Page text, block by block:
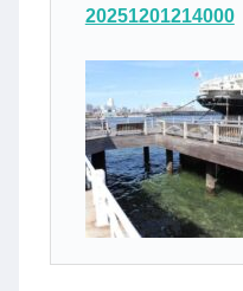
20251201214000